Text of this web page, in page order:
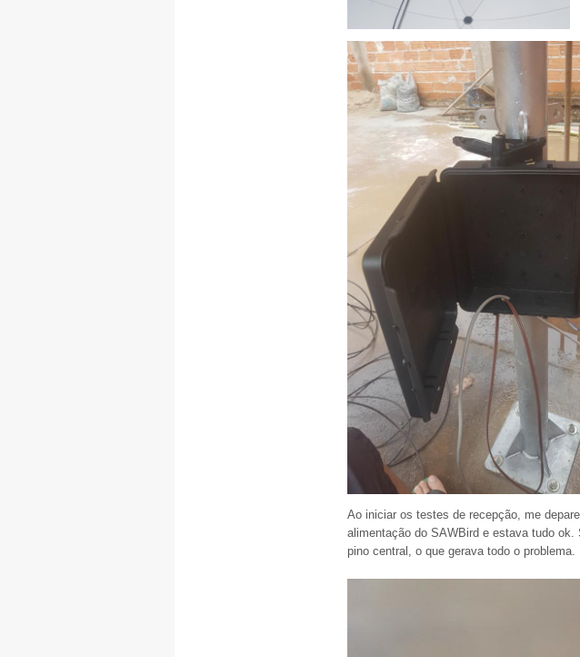
Ao iniciar os testes de recepção, me
alimentação do SAWBird e estava tudo
pino central, o que gerava todo o problema.